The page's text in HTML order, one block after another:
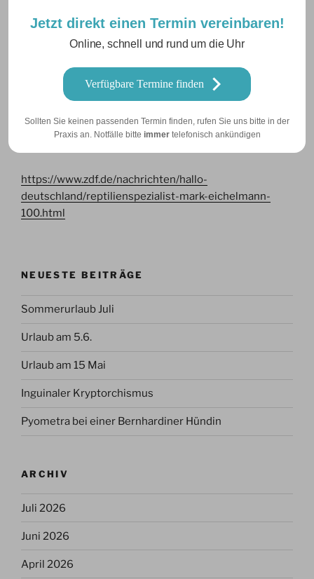
Jetzt direkt einen Termin vereinbaren!
Online, schnell und rund um die Uhr
Verfügbare Termine finden
Sollten Sie keinen passenden Termin finden, rufen Sie uns bitte in der
Praxis an. Notfälle bitte immertelefonisch ankündigen
Herr Dr.Götz besucht Zebra Cindy im Neunkircher Zoo
zur Zahnkontrolle. Das Fernsehen begleitet in diesem
Götz bei ihrer Arbeit.
Beitrag über den Neunkircher Zoo anschauen. Viel
https://www.zdf.de/nachrichten/hallo-
deutschland/reptilienspezialist-mark-eichelmann-
100.html
NEUESTE BEITRÄGE
Sommerurlaub Juli
Urlaub am 5.6.
Urlaub am 15 Mai
Inguinaler Kryptorchismus
Pyometra bei einer Bernhardiner Hündin
ARCHIV
Juli 2026
Juni 2026
April 2026